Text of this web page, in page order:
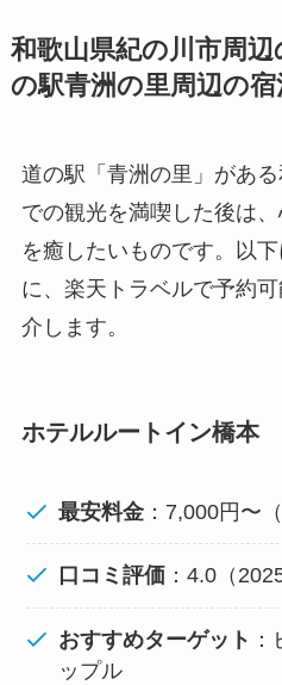
和歌山県紀の川市周
の駅青洲の里周辺の宿
道の駅「青洲の里」があ
での観光を満喫した後は
を癒したいものです。以
に、楽天トラベルで予約
介します。
ホテルルートイン橋本
最安料金 ：7,000円〜
口コミ評価 ：4.0（
おすすめターゲット
ップル